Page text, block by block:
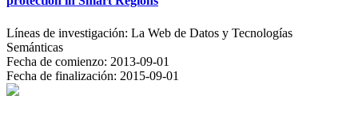
Líneas de investigación: La Web de Datos y Tecnologías
Semánticas
Fecha de comienzo: 2013-09-01
Fecha de finalización: 2015-09-01